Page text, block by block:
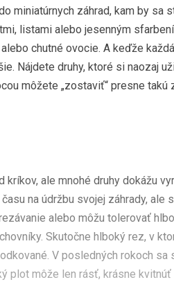
miniatúrnych záhrad, kam by sa
listami alebo jesenným
chutné ovocie. A keďže
Nájdete druhy, ktoré si naozaj
môžete „zostaviť“ presne takú
ale mnohé druhy dokážu
na údržbu svojej záhrady, ale
alebo môžu tolerovať
Skutočne hlboký rez, v
V posledných rokoch sa
plot môže len rásť, krásne